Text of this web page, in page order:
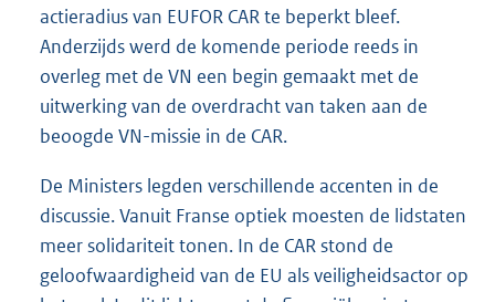
actieradius van EUFOR CAR te beperkt bleef.
Anderzijds werd de komende periode reeds in
overleg met de VN een begin gemaakt met de
uitwerking van de overdracht van taken aan de
beoogde VN-missie in de CAR.
De Ministers legden verschillende accenten in de
discussie. Vanuit Franse optiek moesten de lidstaten
meer solidariteit tonen. In de CAR stond de
geloofwaardigheid van de EU als veiligheidsactor op